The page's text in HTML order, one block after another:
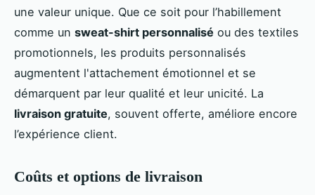
une valeur unique. Que ce soit pour l’habillement
comme un sweat-shirt personnalisé ou des textiles
promotionnels, les produits personnalisés
augmentent l'attachement émotionnel et se
démarquent par leur qualité et leur unicité. La
livraison gratuite, souvent offerte, améliore encore
l’expérience client.
Coûts et options de livraison